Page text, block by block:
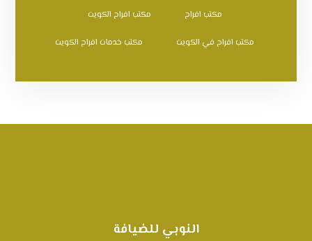
مكتب افراح مكتب افراح الكويت
مكتب افراح في الكويت مكتب خدمات افراح الكويت
النوبي للضيافة